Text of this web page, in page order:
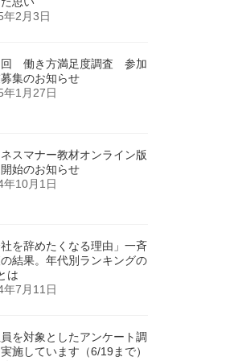
年2月3日
回 働き方満足度調査 参加
集のお知らせ
年1月27日
スマナー教材オンライン版
始のお知らせ
年10月1日
社を辞めたくなる理由」一斉
結果。年代別ランキングの
は
年7月11日
を対象としたアンケート調
施しています（6/19まで）